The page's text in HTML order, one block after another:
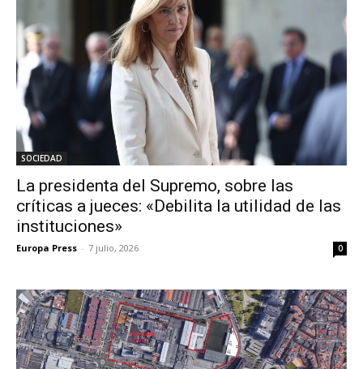
SOCIEDAD
La presidenta del Supremo, sobre las
críticas a jueces: «Debilita la utilidad de las
instituciones»
Europa Press - 7 julio, 2026 0